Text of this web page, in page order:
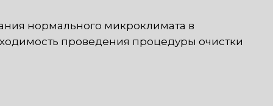
нормального микроклимата в
проведения процедуры очистки